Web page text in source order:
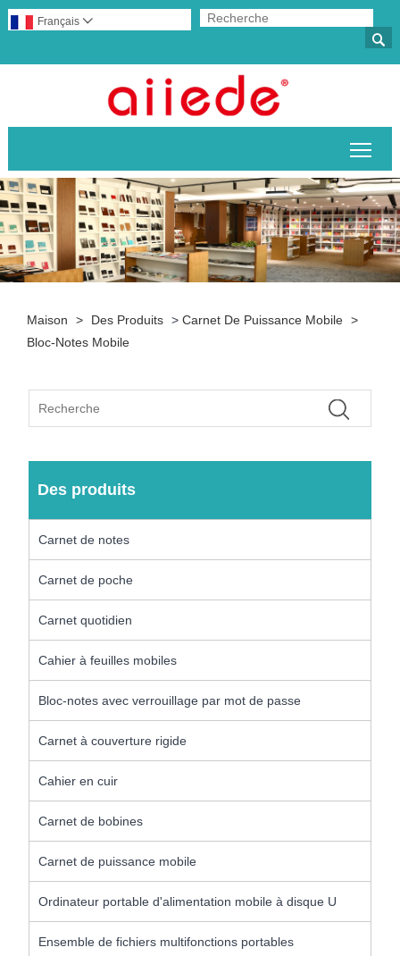

Français 
Maison > Des Produits >Carnet De Puissance Mobile >
Bloc-Notes Mobile
Des produits
Carnet de notes
Carnet de poche
Carnet quotidien
Cahier à feuilles mobiles
Bloc-notes avec verrouillage par mot de passe
Carnet à couverture rigide
Cahier en cuir
Carnet de bobines
Carnet de puissance mobile
Ordinateur portable d'alimentation mobile à disque U
Ensemble de fichiers multifonctions portables